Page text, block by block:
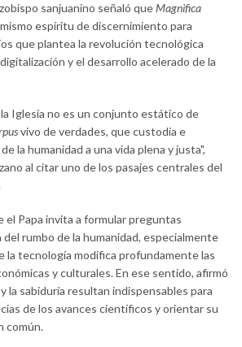
sanjuanino señaló queMagnifica
espíritu de discernimiento para
que plantea la revolución tecnológica
y el desarrollo acelerado de la
Iglesia no es un conjunto estático de
vivo de verdades, que custodia e
la humanidad a una vida plena y justa",
al citar uno de los pasajes centrales del
el Papa invita a formular preguntas
rumbo de la humanidad, especialmente
la tecnología modifica profundamente las
y culturales. En ese sentido, afirmó
la sabiduría resultan indispensables para
de los avances científicos y orientar su
común.